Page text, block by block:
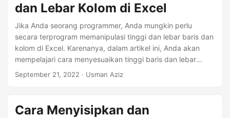
dan Lebar Kolom di Excel
Jika Anda seorang programmer, Anda mungkin perlu
secara terprogram memanipulasi tinggi dan lebar baris dan
kolom di Excel. Karenanya, dalam artikel ini, Anda akan
mempelajari cara menyesuaikan tinggi baris dan lebar
kolom di Excel dengan Python.
September 21, 2022 · Usman Aziz
Cara Menyisipkan dan